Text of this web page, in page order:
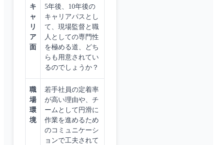
キ
ャ
リ
ア
面
5年後、10年後の
キャリアパスとし
て、現場監督と職
人としての専門性
を極める道、どち
らも用意されてい
るのでしょうか？
職
場
環
境
若手社員の定着率
が高い理由や、チ
ームとして円滑に
作業を進めるため
のコミュニケーシ
ョンで工夫されて